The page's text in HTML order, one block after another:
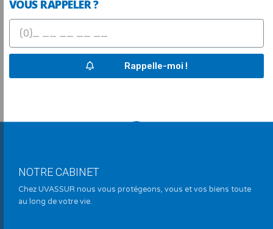
VOUS RAPPELER ?
Rappelle-moi !
NOTRE CABINET
Chez UVASSUR nous vous protégeons, vous et vos biens toute
au long de votre vie.